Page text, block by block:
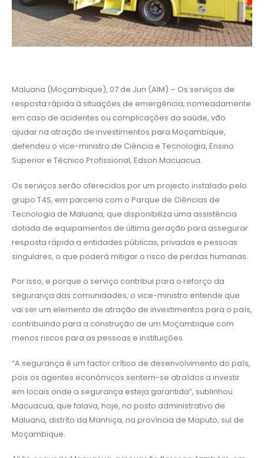
Maluana (Moçambique), 07 de Jun (AIM) – Os serviços de
resposta rápida à situações de emergência, nomeadamente
em caso de acidentes ou complicações da saúde, vão
ajudar na atração de investimentos para Moçambique,
defendeu o vice-ministro de Ciência e Tecnologia, Ensino
Superior e Técnico Profissional, Edson Macuacua.
Os serviços serão oferecidos por um projecto instalado pelo
grupo T4S, em parceria com o Parque de Ciências de
Tecnologia de Maluana, que disponibiliza uma assistência
dotada de equipamentos de última geração para assegurar
resposta rápida a entidades públicas, privadas e pessoas
singulares, o que poderá mitigar o risco de perdas humanas.
Por isso, e porque o serviço contribui para o reforço da
segurança das comunidades, o vice-ministro entende que
vai ser um elemento de atração de investimentos para o país,
contribuindo para a construção de um Moçambique com
menos riscos para as pessoas e instituições.
“A segurança é um factor crítico de desenvolvimento do país,
pois os agentes económicos sentem-se atraídos a investir
em locais onde a segurança esteja garantida”, sublinhou
Macuacua, que falava, hoje, no posto administrativo de
Maluana, distrito da Manhiça, na província de Maputo, sul de
Moçambique.